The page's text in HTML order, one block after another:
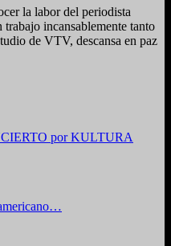
la labor del periodista
incansablemente tanto
de VTV, descansa en paz
por KULTURA